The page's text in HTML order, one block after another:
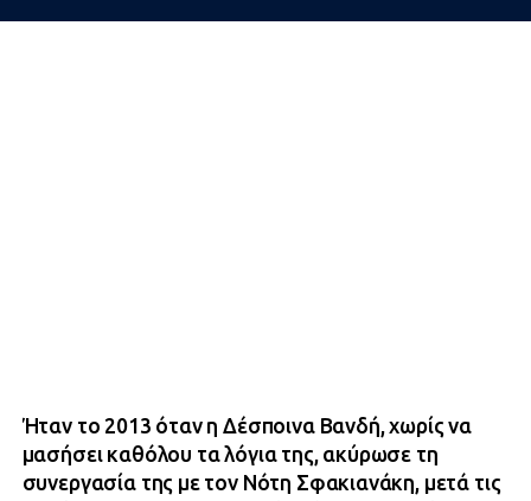
Ήταν το 2013 όταν η Δέσποινα Βανδή, χωρίς να
μασήσει καθόλου τα λόγια της, ακύρωσε τη
συνεργασία της με τον Νότη Σφακιανάκη, μετά τις